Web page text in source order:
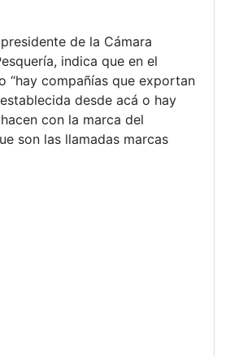
de la Cámara
indica que en el
“hay compañías que exportan
desde acá o hay
con la marca del
son las llamadas marcas